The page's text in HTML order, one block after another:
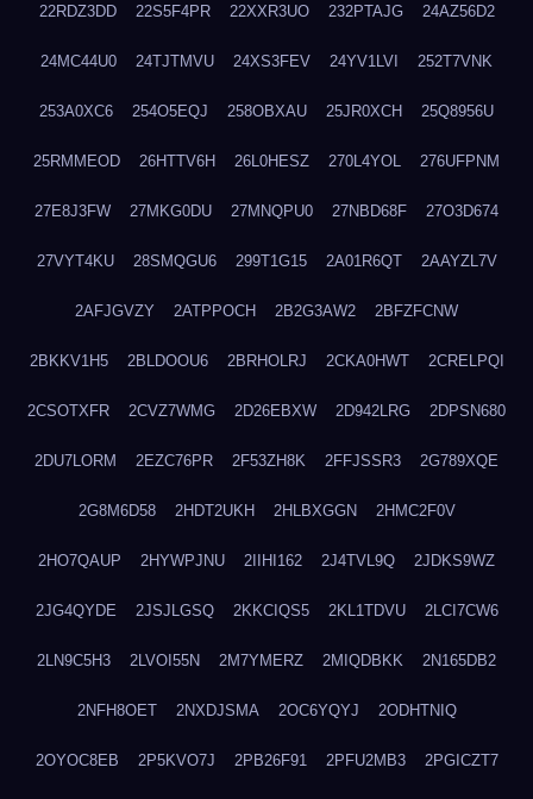
22RDZ3DD 22S5F4PR 22XXR3UO 232PTAJG 24AZ56D2
24MC44U0 24TJTMVU 24XS3FEV 24YV1LVI 252T7VNK
253A0XC6 254O5EQJ 258OBXAU 25JR0XCH 25Q8956U
25RMMEOD 26HTTV6H 26L0HESZ 270L4YOL 276UFPNM
27E8J3FW 27MKG0DU 27MNQPU0 27NBD68F 27O3D674
27VYT4KU 28SMQGU6 299T1G15 2A01R6QT 2AAYZL7V
2AFJGVZY 2ATPPOCH 2B2G3AW2 2BFZFCNW
2BKKV1H5 2BLDOOU6 2BRHOLRJ 2CKA0HWT 2CRELPQI
2CSOTXFR 2CVZ7WMG 2D26EBXW 2D942LRG 2DPSN680
2DU7LORM 2EZC76PR 2F53ZH8K 2FFJSSR3 2G789XQE
2G8M6D58 2HDT2UKH 2HLBXGGN 2HMC2F0V
2HO7QAUP 2HYWPJNU 2IIHI162 2J4TVL9Q 2JDKS9WZ
2JG4QYDE 2JSJLGSQ 2KKCIQS5 2KL1TDVU 2LCI7CW6
2LN9C5H3 2LVOI55N 2M7YMERZ 2MIQDBKK 2N165DB2
2NFH8OET 2NXDJSMA 2OC6YQYJ 2ODHTNIQ
2OYOC8EB 2P5KVO7J 2PB26F91 2PFU2MB3 2PGICZT7